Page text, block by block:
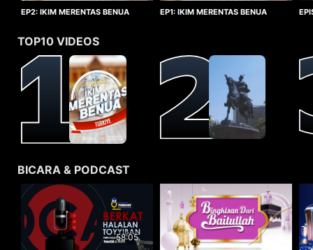
EP2: IKIM MERENTAS BENUA
EP1: IKIM MERENTAS BENUA
TOP10 VIDEOS
BICARA & PODCAST
58:05